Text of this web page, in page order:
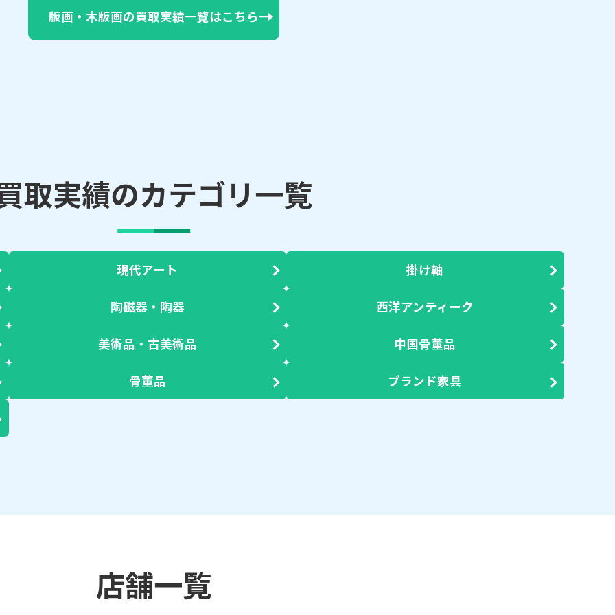
版画・木版画の買取実績一覧はこちら
取実績のカテゴリ一覧
現代アート 掛け軸
陶磁器・陶器 西洋アンティーク
美術品・古美術品 中国骨董品
骨董品 ブランド家具
店舗一覧